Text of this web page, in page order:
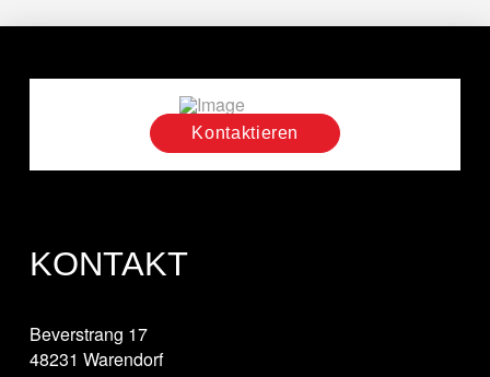
Kontaktieren
KONTAKT
Beverstrang 17
48231 Warendorf